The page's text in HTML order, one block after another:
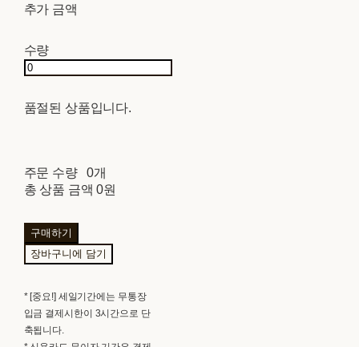
추가 금액
수량
품절된 상품입니다.
주문 수량
0개
총 상품 금액 0원
구매하기
장바구니에 담기
* [중요!] 세일기간에는 무통장
입금 결제시한이 3시간으로 단
축됩니다.